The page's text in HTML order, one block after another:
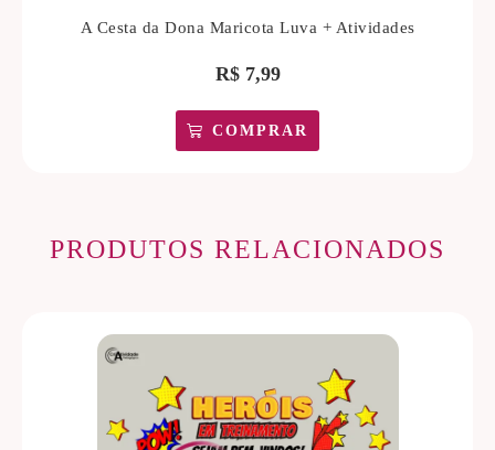
A Cesta da Dona Maricota Luva + Atividades
R$7,99
COMPRAR
PRODUTOS RELACIONADOS